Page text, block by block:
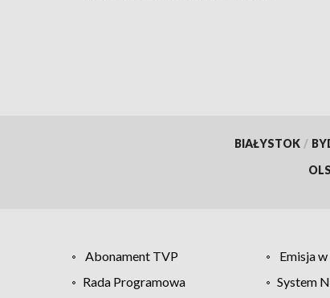
BIAŁYSTOK /
Abonament TVP Emisja
Rada Programowa
System